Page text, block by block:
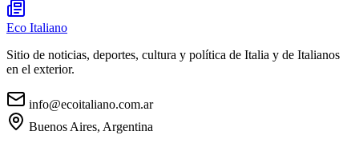
Eco Italiano
Sitio de noticias, deportes, cultura y política de Italia y de Italianos
en el exterior.
info@ecoitaliano.com.ar
Buenos Aires, Argentina